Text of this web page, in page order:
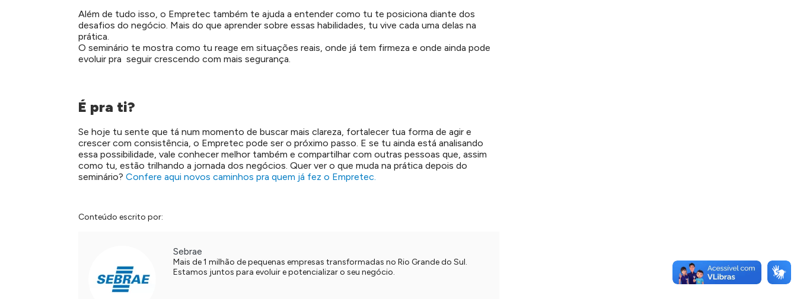
Além de tudo isso, o Empretec também te ajuda a entender como tu te posiciona diante dos
desafios do negócio. Mais do que aprender sobre essas habilidades, tu vive cada uma delas na
prática.
O seminário te mostra como tu reage em situações reais, onde já tem firmeza e onde ainda pode
evoluir pra seguir crescendo com mais segurança.
É pra ti?
Se hoje tu sente que tá num momento de buscar mais clareza, fortalecer tua forma de agir e
crescer com consistência, o Empretec pode ser o próximo passo. E se tu ainda está analisando
essa possibilidade, vale conhecer melhor também e compartilhar com outras pessoas que, assim
como tu, estão trilhando a jornada dos negócios. Quer ver o que muda na prática depois do
seminário? Confere aqui novos caminhos pra quem já fez o Empretec.
Conteúdo escrito por:
Sebrae
Mais de 1 milhão de pequenas empresas transformadas no Rio Grande do Sul.
Estamos juntos para evoluir e potencializar o seu negócio.